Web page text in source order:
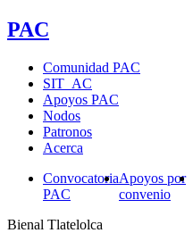
PAC
Comunidad PAC
SIT_AC
Apoyos PAC
Nodos
Patronos
Acerca
Convocatoria
PAC
Apoyos por
convenio
Bienal Tlatelolca